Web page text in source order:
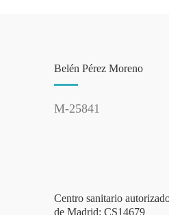
Belén Pérez Moreno
M-25841
Centro sanitario
de Madrid: CS14679